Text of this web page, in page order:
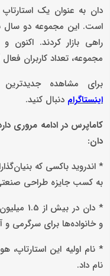
است. این مجموعه دو سال
مجموعه، تعداد کاربران فعال آن از مرز 900 هزار
برای مشاهده
اینستاگرام دنبال کنید.
کاماپرس در ادامه مروری
دان:
به کسب جایزه طراحی
* دان در
و خانواده‌ها برای سرگرمی
* نام اولیه این استارتاپ،
نام داد.